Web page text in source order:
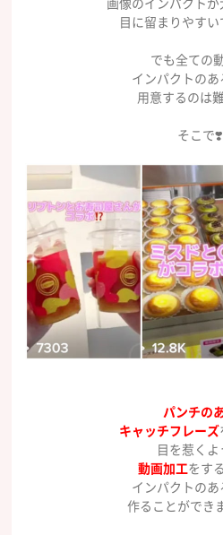
画像のインパクト
目に留まりやす
でも全ての
インパクトのあ
用意するのは
そこで❣️
パンチの
キャッチフレーズ
目を惹くよ
動画加工をす
インパクトのあ
作ることができ